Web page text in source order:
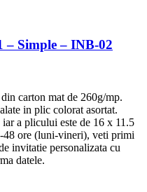
– Simple – INB-02
carton mat de 260g/mp.
in plic colorat asortat.
a plicului este de 16 x 11.5
48 ore (luni-vineri), veti primi
invitatie personalizata cu
datele.